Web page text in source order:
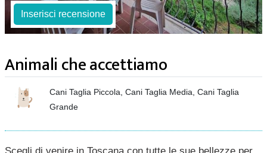
Inserisci recensione
Animali che accettiamo
Cani Taglia Piccola, Cani Taglia Media, Cani Taglia
Grande